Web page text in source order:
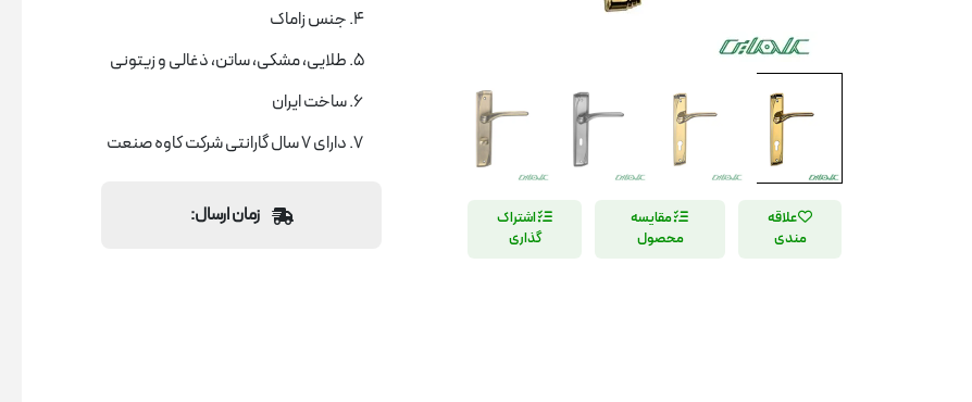
علاقه
مندی
مقایسه
محصول
اشتراک
گذاری
جنس زاماک
طلایی، مشکی، ساتن، ذغالی و زیتونی
ساخت ایران
دارای 7 سال گارانتی شرکت کاوه صنعت
زمان ارسال: